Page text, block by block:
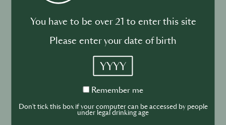
Decimoim Londoner Standard fanden
wochenlang Workshops und Brainstormings statt,
Eines Abends unterhielt sich Küchenchef Peter
Sanchez-Iglesias mit seinem Vater Paco darüber, wie
man „zehn“ (die Etage, auf der sich das Restaurant
befindet) auf Spanisch ausdrücken kann. Paco schlug
„Decimo“ vor. Und der Name passte perfekt zu der
spanisch-mexikanisch inspirierten Karte und der
You have to be over 21 to enter this site
Please enter your date of birth
YYYY
Remember
Remember me
Don't tick this box if your computer can be accessed by people
under legal drinking age